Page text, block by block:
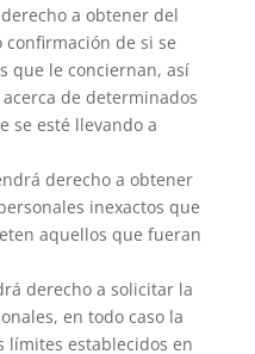
a obtener del
de si se
que le conciernan, así
de determinados
se esté llevando a
derecho a obtener
inexactos que
aquellos que fueran
derecho a solicitar la
en todo caso la
límites establecidos en